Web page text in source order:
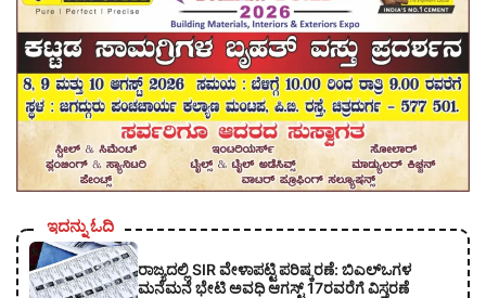
ಇದನ್ನು ಓದಿ
ರಾಜ್ಯದಲ್ಲಿ SIR ವೇಳಾಪಟ್ಟಿ ಪರಿಷ್ಕರಣೆ: ಬಿಎಲ್‌ಒಗಳ
ಮನೆಮನೆ ಭೇಟಿ ಅವಧಿ ಆಗಸ್ಟ್ 17ರವರೆಗೆ ವಿಸ್ತರಣೆ